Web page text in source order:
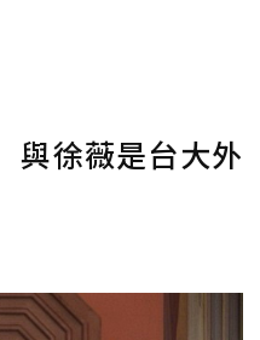
徐薇是台大外